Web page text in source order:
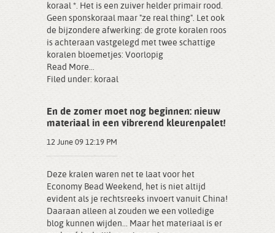
koraal *. Het is een zuiver helder primair rood.
Geen sponskoraal maar "ze real thing". Let ook
de bijzondere afwerking: de grote koralen roos
is achteraan vastgelegd met twee schattige
koralen bloemetjes: Voorlopig
Read More...
Filed under: koraal
En de zomer moet nog beginnen: nieuw
materiaal in een vibrerend kleurenpalet!
12 June 09 12:19 PM
Deze kralen waren net te laat voor het
Economy Bead Weekend, het is niet altijd
evident als je rechtsreeks invoert vanuit China!
Daaraan alleen al zouden we een volledige
blog kunnen wijden... Maar het materiaal is er